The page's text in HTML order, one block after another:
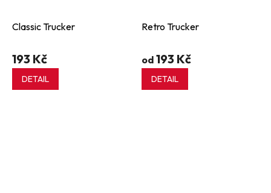
Classic Trucker
193 Kč
DETAIL
Retro Trucker
od 193 Kč
DETAIL